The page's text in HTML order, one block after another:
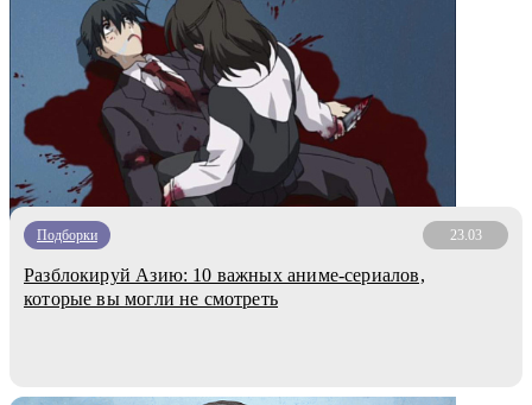
Подборки 23.03
Разблокируй Азию: 10 важных аниме-сериалов,
которые вы могли не смотреть